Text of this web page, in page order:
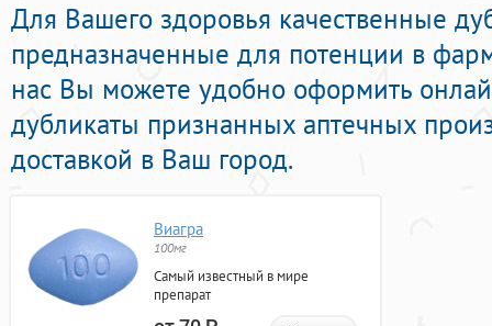
Для Вашего здоровья качественные
предназначенные для потенции в
нас Вы можете удобно оформить
дубликаты признанных аптечных
доставкой в Ваш город.
Виагра
100мг
Самый известный в мире
препарат